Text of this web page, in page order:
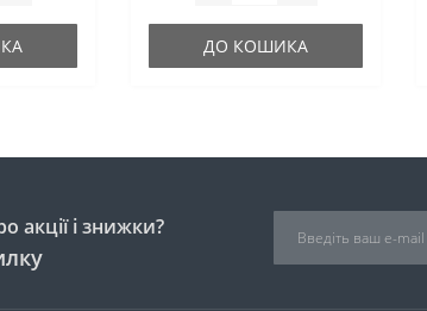
ДО КОШИКА
акції і знижки?